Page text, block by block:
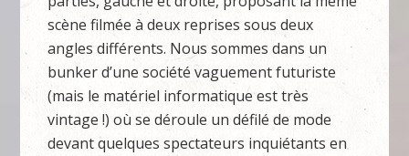
scène filmée à deux reprises sous deux
angles différents. Nous sommes dans un
bunker d’une société vaguement futuriste
(mais le matériel informatique est très
vintage !) où se déroule un défilé de mode
devant quelques spectateurs inquiétants en